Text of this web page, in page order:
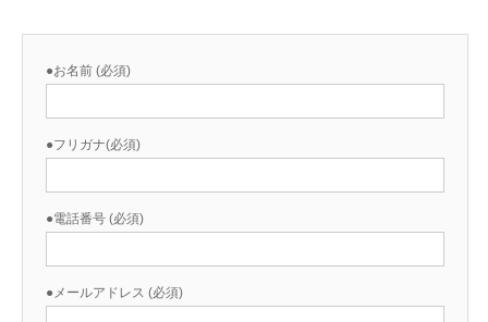
●お名前 (必須)
●フリガナ(必須)
●電話番号 (必須)
●メールアドレス (必須)
ご予約
お客様の声
アクセス